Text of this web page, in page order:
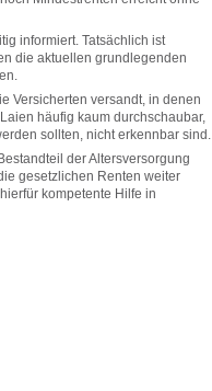
informiert. Tatsächlich ist
die aktuellen grundlegenden
Versicherten versandt, in denen
häufig kaum durchschaubar,
sollten, nicht erkennbar sind.
der Altersversorgung
gesetzlichen Renten weiter
kompetente Hilfe in